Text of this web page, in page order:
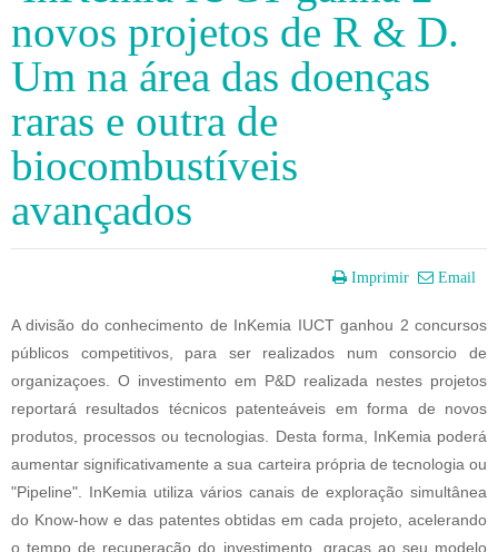
novos projetos de R & D.
Um na área das doenças
raras e outra de
biocombustíveis
avançados
Imprimir Email
A divisão do conhecimento de InKemia IUCT ganhou 2 concursos
públicos competitivos, para ser realizados num consorcio de
organizaçoes. O investimento em P&D realizada nestes projetos
reportará resultados técnicos patenteáveis em forma de novos
produtos, processos ou tecnologias. Desta forma, InKemia poderá
aumentar significativamente a sua carteira própria de tecnologia ou
"Pipeline". InKemia utiliza vários canais de exploração simultânea
do Know-how e das patentes obtidas em cada projeto, acelerando
o tempo de recuperação do investimento, graças ao seu modelo